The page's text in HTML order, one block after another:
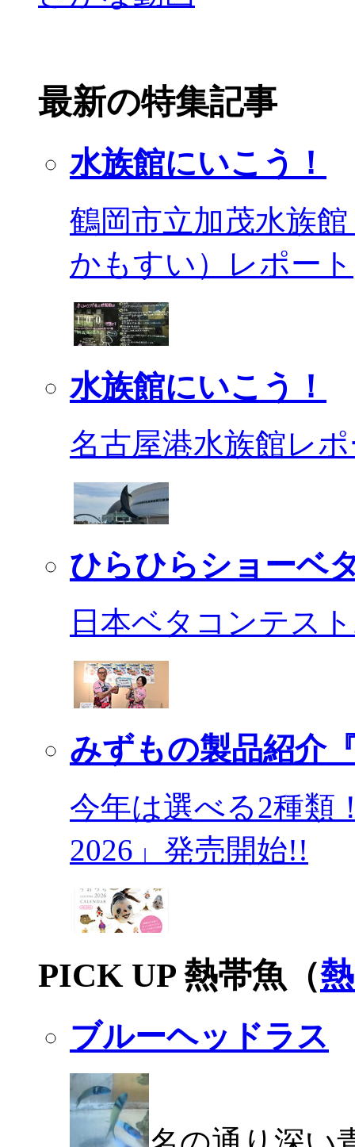
最新の特集記事
水族館にいこう！
鶴岡市立加茂水族
かもすい）レポート
水族館にいこう！
名古屋港水族館レ
ひらひらショーベ
日本ベタコンテス
みずもの製品紹介
今年は選べる2種類
2026」発売開始!!
PICK UP 熱帯魚（
ブルーヘッドラス